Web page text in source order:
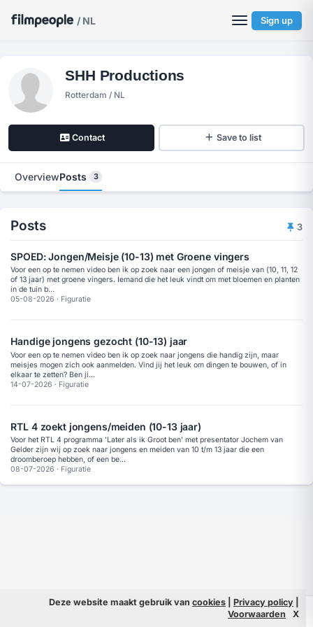
/ NL Sign up
SHH Productions
Rotterdam / NL
Contact Save to list
OverviewPosts 3
Posts 3
SPOED: Jongen/Meisje (10-13) met Groene vingers
Voor een op te nemen video ben ik op zoek naar een jongen of meisje van (10, 11, 12
of 13 jaar) met groene vingers. Iemand die het leuk vindt om met bloemen en planten
in de tuin b...
05-08-2026 · Figuratie
Handige jongens gezocht (10-13) jaar
Voor een op te nemen video ben ik op zoek naar jongens die handig zijn, maar
meisjes mogen zich ook aanmelden. Vind jij het leuk om dingen te bouwen, of in
elkaar te zetten? Ben ji...
14-07-2026 · Figuratie
RTL 4 zoekt jongens/meiden (10-13 jaar)
Voor het RTL 4 programma 'Later als ik Groot ben' met presentator Jochem van
Gelder zijn wij op zoek naar jongens en meiden van 10 t/m 13 jaar die een
droomberoep hebben, of een be...
08-07-2026 · Figuratie
Info
Deze website maakt gebruik van cookies Privacy policy
Voorwaarden
X